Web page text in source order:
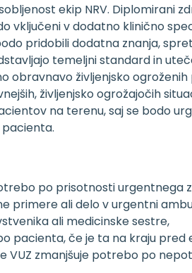
ekip NRV. Diplomirani
vključeni v dodatno klinično
pridobili dodatna znanja,
temeljni standard in
obravnavo življenjsko
življenjsko ogrožajočih
na terenu, saj se bodo
po prisotnosti urgentnega
primere ali delo v urgentni
ali medicinske sestre,
pacienta, če je ta na kraju pred
VUZ zmanjšuje potrebo po